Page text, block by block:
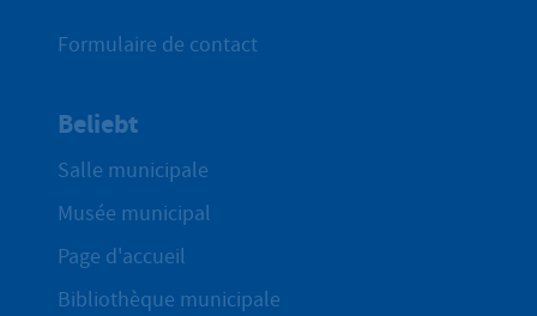
Formulaire de contact
Beliebt
Salle municipale
Musée municipal
Page d'accueil
Bibliothèque municipale